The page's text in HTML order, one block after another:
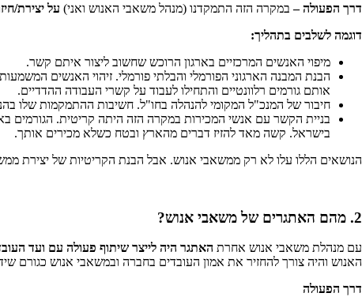
דרך הפעולה –במקרה הזה התמקדנו (מנהל משאבי האנוש ואני) על יצירת/
דוגמה לשלבים בתהליך:
מיפוי האנשים המרכזיים בארגון הרוכש שחשוב ליצור איתם קשר.
הבנת המבנה הארגוני הפורמלי והבלתי פורמלי. זיהוי האנשים
אותם גורמים רלוונטיים והתחילו לעבוד על קשרי העבודה ההדדיים.
חיבור של המנכ"ל המקומי להנהלה בחו"ל. חשיבות ההתמקמות שלו
בניית הקשר עם אנשי המכירות במקרה הזה היתה קריטית. הגורמים
בישראל. קשה מאד להזיז דברים מהארץ ובטח כשלא מכירים אותך.
הנושאים הללו עלו לא רק ממשאבי אנוש. אבל הבנת הקריטיות של יצירת
2. מהם האתגרים של משאבי אנוש?
עם מנהלת משאבי אנוש אחרת האתגר היה לייצר שיתוף פעולה עם ועד
האנוש והיה צורך להחזיר את אמון העובדים בחברה ובמשאבי אנוש כגורם
דרך הפעולה